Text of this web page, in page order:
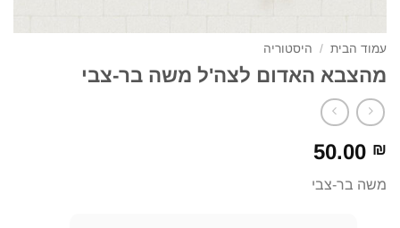
עמוד הבית / היסטוריה
מהצבא האדום לצה'ל משה בר-צבי
50.00 ₪
משה בר-צבי